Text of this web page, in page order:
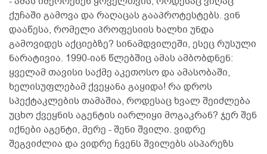
ქუჩაში გამოვა და რაღაცას გააპროტესტებს. ვინ
დააწესა, რომელი პროფესიის ხალხი უნდა
გამოვიდეს აქციებზე? სინამდვილეში, ესეც რუსული
ნარატივია. 1990-იან წლებშიც ამას ამბობდნენ:
ყველამ თავისი საქმე აკეთოსო და ამასობაში,
ხელისუფლებამ ქვეყანა გაყიდა! რა დროს
სპექტაკლების თამაშია, როდესაც ხვალ შეიძლება
უცხო ქვეყნის აგენტის იარლიყი მოგაკრან? ჯერ შენ
იქნები აგენტი, მერე - შენი შვილი. ვიდრე
შეგვიძლია და ვიდრე ჩვენს შვილებს ასპარეზს